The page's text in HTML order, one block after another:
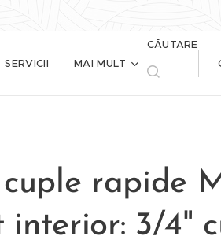
SERVICII MAI MULT
CĂUTARE
rapide
interior: 3/4"